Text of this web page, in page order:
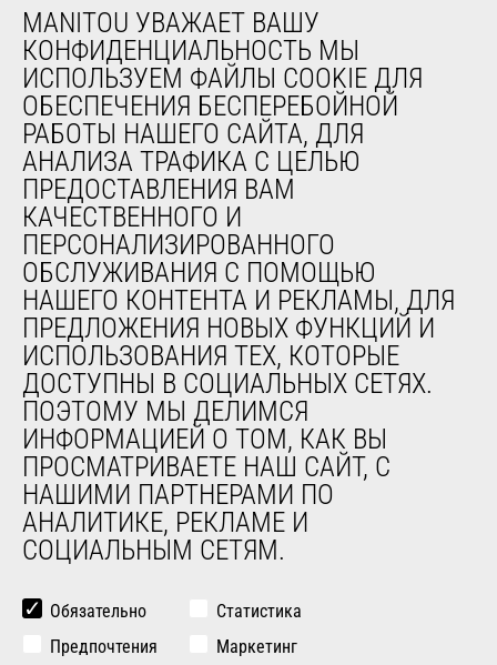
Финансирование
Продленная гарантия
Контракты на техническое обслуживание
Запасные части
Система удаленного мониторинга
Программное обеспечение для диагностики и
обслуживания
Обучение
Подержанное оборудование
О НАС
Компания
Контакты
Юридическая информация
Мероприятия
Новости
История
General Terms and Conditions of Sale
ДРУГИЕ САЙТЫ ГРУППЫ
Used Manitou Machines
MANITOU УВАЖАЕТ ВАШУ
КОНФИДЕНЦИАЛЬНОСТЬ МЫ
ИСПОЛЬЗУЕМ ФАЙЛЫ COOKIE ДЛЯ
ОБЕСПЕЧЕНИЯ БЕСПЕРЕБОЙНОЙ
РАБОТЫ НАШЕГО САЙТА, ДЛЯ
АНАЛИЗА ТРАФИКА С ЦЕЛЬЮ
ПРЕДОСТАВЛЕНИЯ ВАМ
КАЧЕСТВЕННОГО И
ПЕРСОНАЛИЗИРОВАННОГО
ОБСЛУЖИВАНИЯ С ПОМОЩЬЮ
НАШЕГО КОНТЕНТА И РЕКЛАМЫ, ДЛЯ
ПРЕДЛОЖЕНИЯ НОВЫХ ФУНКЦИЙ И
ИСПОЛЬЗОВАНИЯ ТЕХ, КОТОРЫЕ
ДОСТУПНЫ В СОЦИАЛЬНЫХ СЕТЯХ.
ПОЭТОМУ МЫ ДЕЛИМСЯ
ИНФОРМАЦИЕЙ О ТОМ, КАК ВЫ
ПРОСМАТРИВАЕТЕ НАШ САЙТ, С
НАШИМИ ПАРТНЕРАМИ ПО
АНАЛИТИКЕ, РЕКЛАМЕ И
СОЦИАЛЬНЫМ СЕТЯМ.
Обязательно
Статистика
Предпочтения
Маркетинг